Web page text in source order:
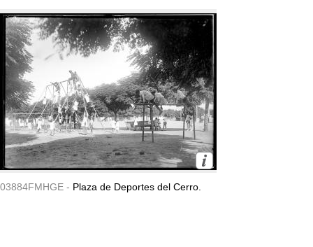
03884FMHGE - Plaza de Deportes del Cerro.